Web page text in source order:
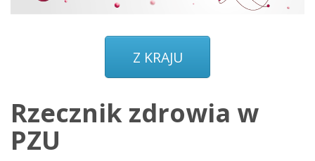
Z KRAJU
Rzecznik zdrowia w
PZU